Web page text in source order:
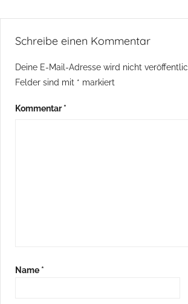
Schreibe einen Kommentar
Deine E-Mail-Adresse wird nicht
Felder sind mit * markiert
Kommentar*
Name *